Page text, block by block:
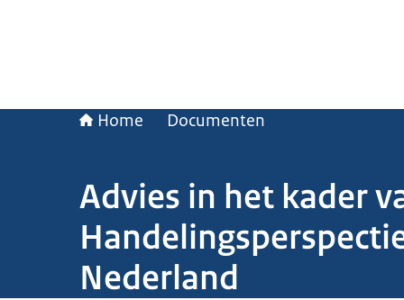
Home Documenten
Advies in het kader
Nederland